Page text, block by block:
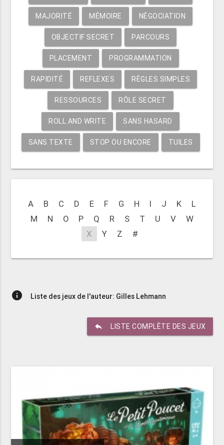
MAJORITÉ MÉMOIRE NÉGOCIATION
OBJECTIF SECRET PARCOURS
PLACEMENT PROGRAMMATION
RAPIDITÉ REFLEXES RÈGLES SIMPLES
RESSOURCES RÔLE SECRET
ROLL AND WRITE SANS HASARD
SANS TEXTE STOP OU ENCORE TUILES
A B C D E F G H I J K
L
M
N O P Q R S T U V
W
X
Y Z #
info Liste des jeux de l'auteur: Gilles Lehmann
reply LISTE COMPLÈTE DES JEUX